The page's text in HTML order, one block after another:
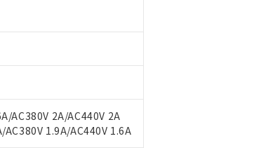
AC380V 2A/AC440V 2A
1.9A/AC440V 1.6A
先、またはお客様担当のオムロン制御機器販売店・
売ネットワーク
」をご確認ください。
以下、ポリ臭化ジフェニルエーテル類(PBDE) 1000ppm以下、
目は除く。
ないことを確認しています。
超えていることを示します。
ださい。
、
: 1000ppm、 BBP(フタル酸ブチルベンジル) : 1000ppm、
国政府の輸出許可(または役務取引許可)を取得する
記1、2および3の内容を当該第三者に通知します。
違法に輸出するおそれがある場合は、取り引きをい